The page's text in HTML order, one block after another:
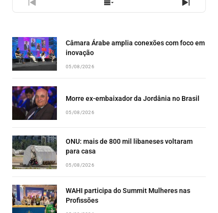
PREVIOUS
EPISODE
SHOW
EPISODES
NEXT
Câmara Árabe amplia conexões com foco em
inovação
05/08/2026
Morre ex-embaixador da Jordânia no Brasil
05/08/2026
ONU: mais de 800 mil libaneses voltaram
para casa
05/08/2026
WAHI participa do Summit Mulheres nas
Profissões